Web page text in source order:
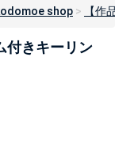
shop 【作
付きキーリン